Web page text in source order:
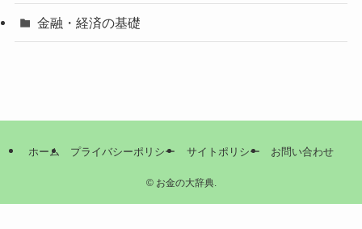
金融・経済の基礎
ホーム プライバシーポリシー サイトポリシー お問い合わせ
©お金の大辞典.